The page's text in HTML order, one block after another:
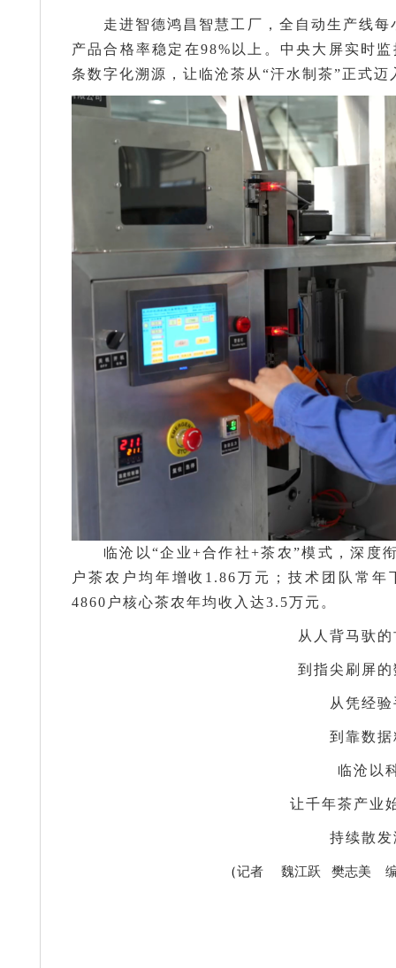
走进智德鸿昌智慧工厂，全自动生产线
产品合格率稳定在98%以上。中央大屏实时
条数字化溯源，让临沧茶从“汗水制茶”正式迈
临沧以“企业+合作社+茶农”模式，深度
户茶农户均年增收1.86万元；技术团队常
4860户核心茶农年均收入达3.5万元。
从人背马驮
到指尖刷屏
从凭经
到靠数
临沧以
让千年茶产业
持续散
（记者 魏江跃 樊志美